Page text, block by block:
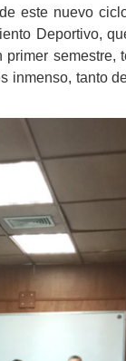
este nuevo
Deportivo,
semestre,
tanto